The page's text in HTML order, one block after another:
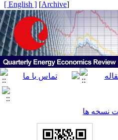
[
Archive
]
[ English ]
نسخه ها